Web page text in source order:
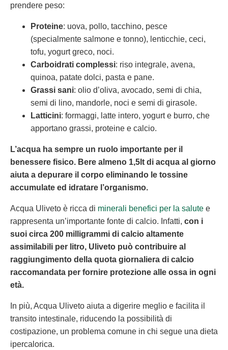
prendere peso:
Proteine: uova, pollo, tacchino, pesce
(specialmente salmone e tonno), lenticchie, ceci,
tofu, yogurt greco, noci.
Carboidrati complessi: riso integrale, avena,
quinoa, patate dolci, pasta e pane.
Grassi sani: olio d’oliva, avocado, semi di chia,
semi di lino, mandorle, noci e semi di girasole.
Latticini: formaggi, latte intero, yogurt e burro, che
apportano grassi, proteine e calcio.
L’acqua ha sempre un ruolo importante per il
benessere fisico. Bere almeno 1,5lt di acqua al giorno
aiuta a depurare il corpo eliminando le tossine
accumulate ed idratare l’organismo.
Acqua Uliveto è ricca di minerali benefici per la salute e
rappresenta un’importante fonte di calcio. Infatti, con i
suoi circa 200 milligrammi di calcio altamente
assimilabili per litro, Uliveto può contribuire al
raggiungimento della quota giornaliera di calcio
raccomandata per fornire protezione alle ossa in ogni
età.
In più, Acqua Uliveto aiuta a digerire meglio e facilita il
transito intestinale, riducendo la possibilità di
costipazione, un problema comune in chi segue una dieta
ipercalorica.